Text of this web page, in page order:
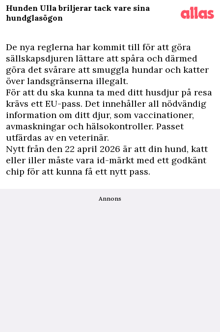
Hunden Ulla briljerar tack vare sina
hundglasögon
De nya reglerna har kommit till för att göra
sällskapsdjuren lättare att spåra och därmed
göra det svårare att smuggla hundar och katter
över landsgränserna illegalt.
För att du ska kunna ta med ditt husdjur på resa
krävs ett EU-pass. Det innehåller all nödvändig
information om ditt djur, som vaccinationer,
avmaskningar och hälsokontroller. Passet
utfärdas av en veterinär.
Nytt från den 22 april 2026 är att din hund, katt
eller iller måste vara id-märkt med ett godkänt
chip för att kunna få ett nytt pass.
Annons